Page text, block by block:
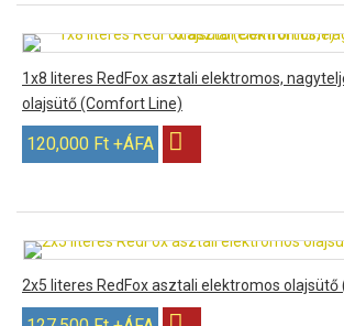
1x8 literes RedFox asztali elektromos,
olajsütő (Comfort Line)
120,000 Ft +ÁFA
2x5 literes RedFox asztali elektromos olajsütő